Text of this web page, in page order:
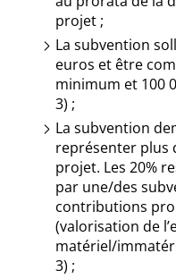
projet ;
La subvention
euros et être
minimum et 100
3) ;
La subvention
représenter plus
projet. Les 20%
par une/des
contributions
(valorisation de
matériel/
3) ;